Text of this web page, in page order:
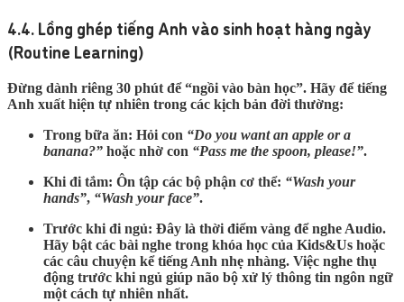
4.4. Lồng ghép tiếng Anh vào sinh hoạt hàng ngày
(Routine Learning)
Đừng dành riêng 30 phút để “ngồi vào bàn học”. Hãy để tiếng
Anh xuất hiện tự nhiên trong các kịch bản đời thường:
Trong bữa ăn: Hỏi con “Do you want an apple or a
banana?” hoặc nhờ con “Pass me the spoon, please!”.
Khi đi tắm: Ôn tập các bộ phận cơ thể: “Wash your
hands”, “Wash your face”.
Trước khi đi ngủ: Đây là thời điểm vàng để nghe Audio.
Hãy bật các bài nghe trong khóa học của Kids&Us hoặc
các câu chuyện kể tiếng Anh nhẹ nhàng. Việc nghe thụ
động trước khi ngủ giúp não bộ xử lý thông tin ngôn ngữ
một cách tự nhiên nhất.